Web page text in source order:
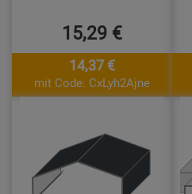
15,29 €
14,37 €
mit Code: CxLyh2Ajne